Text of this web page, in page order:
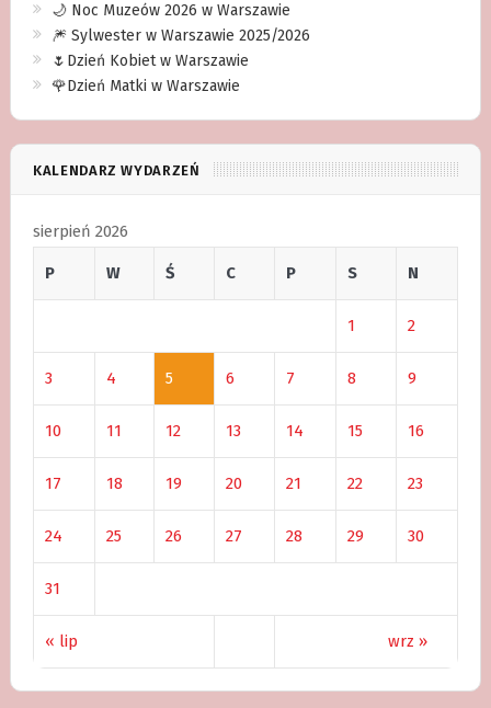
🌙 Noc Muzeów 2026 w Warszawie
🎆 Sylwester w Warszawie 2025/2026
🌷Dzień Kobiet w Warszawie
🌹Dzień Matki w Warszawie
KALENDARZ WYDARZEŃ
sierpień 2026
P W Ś C P S N
« lip wrz »
1 2
3 4 5 6 7 8 9
10 11 12 13 14 15 16
17 18 19 20 21 22 23
24 25 26 27 28 29 30
31